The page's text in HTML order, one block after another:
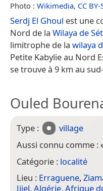
Photo : Wikimedia, CC
Serdj El Ghoul est une
Nord de la Wilaya de
limitrophe de la wilaya
Petite Kabylie au Nord
se trouve à 9 km au
Ouled
Type :
village
Aussi connu comme :
Catégorie : localité
Lieu : Erraguene,
Jijel, Algérie, Afrique